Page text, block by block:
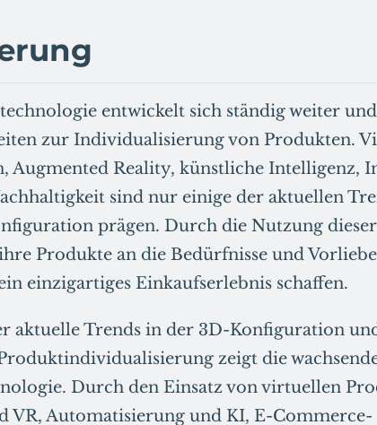
entwickelt sich ständig weiter
zur Individualisierung von Produkten.
Augmented Reality, künstliche Intelligenz,
sind nur einige der aktuellen
prägen. Durch die Nutzung
Produkte an die Bedürfnisse und
einzigartiges Einkaufserlebnis schaffen.
aktuelle Trends in der 3D-Konfiguration
zeigt die
Durch den Einsatz von virtuellen
VR, Automatisierung und KI, E-Commerce-